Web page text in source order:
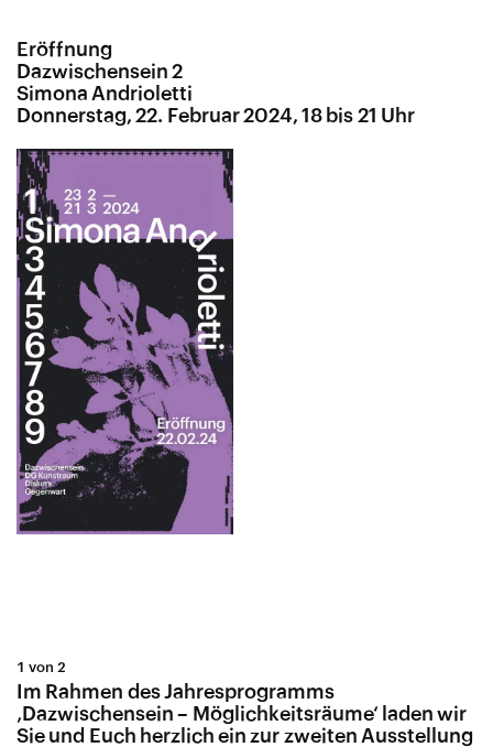
Eröffnung
Dazwischensein 2
Simona Andrioletti
Donnerstag, 22. Februar 2024, 18 bis 21 Uhr
1 von 2
Im Rahmen des Jahresprogramms
‚Dazwischensein – Möglichkeitsräume‘ laden wir
Sie und Euch herzlich ein zur zweiten Ausstellung